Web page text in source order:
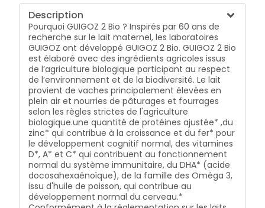
DHA* (acide docosahexaénoïque), de la famille des
Oméga 3, issu d'huile de poisson, qui contribue au
développement normal du cerveau.* Conformément
à la réglementation sur les laits de suite Le saviez
vous : Nous collectons notre lait bio auprès de
fermes localisées en Suisse, principalement dans les
Alpes.
Description
Pourquoi GUIGOZ 2 Bio ? Inspirés par 60 ans de
recherche sur le lait maternel, les laboratoires
GUIGOZ ont développé GUIGOZ 2 Bio. GUIGOZ 2 Bio
est élaboré avec des ingrédients agricoles issus
de l’agriculture biologique participant au respect
de l’environnement et de la biodiversité. Le lait
provient de vaches principalement élevées en
plein air et nourries de pâturages et fourrages
selon les règles strictes de l'agriculture
biologique.une quantité de protéines ajustée* ,du
zinc* qui contribue à la croissance et du fer* pour
le développement cognitif normal, des vitamines
D*, A* et C* qui contribuent au fonctionnement
normal du système immunitaire, du DHA* (acide
docosahexaénoïque), de la famille des Oméga 3,
issu d'huile de poisson, qui contribue au
développement normal du cerveau.*